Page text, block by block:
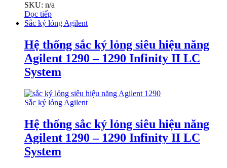
SKU: n/a
Đọc tiếp
Sắc ký lỏng Agilent
Hệ thống sắc ký lỏng siêu hiệu năng
Agilent 1290 – 1290 Infinity II LC
System
Sắc ký lỏng Agilent
Hệ thống sắc ký lỏng siêu hiệu năng
Agilent 1290 – 1290 Infinity II LC
System